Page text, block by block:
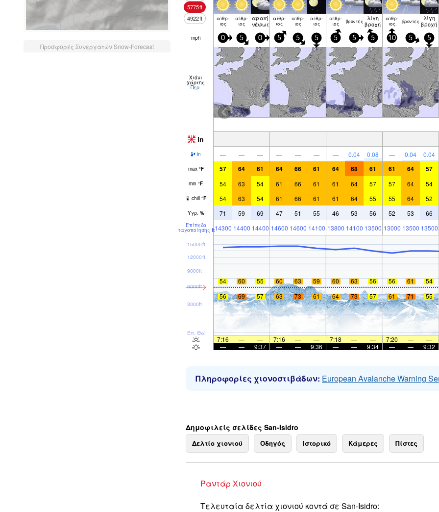
Προσφορές Συνεργατών Snow-Forecast
5775ft
4922ft αίθρ­
ιος
αίθρ­
ιος
αραιή
νέφωση
αίθρ­
ιος
αίθρ­
ιος
αίθρ­
ιος
αίθρ­
ιος βρον­τές λίγη
βροχή
αίθρ­
ιος βρον­τές λίγη
βροχή
mph 0 5 0 5 5 5 5 5 5 10 5 5
Χιόνι
χάρτης
Περ.
in — — — — — — — — — — — —
in — — — — — — — 0.04 0.08 — 0.04 0.04
max °F 57 64 61 64 66 61 64 68 61 61 64 57
min °F 54 63 54 61 66 61 61 64 57 57 64 54
chill °F 54 63 54 61 66 61 61 64 55 55 64 52
Υγρ. % 71 59 69 47 51 55 46 53 56 52 53 66
Επίπεδο
παγοποίησης ft14300 14400 14400 14600 14600 14100 13800 14100 13500 13000 13500 13500
Επ. Θάλ
3000ft
6000ft
9000ft
12000ft
15000ft
54 60 55 60 63 59 60 63 56 56 61 54
56
69 57 63 73 61 64 73 57 61 71 55
7:16 — — 7:16 — — 7:18 — — 7:20 — —
—
— 9:37 — — 9:36 — — 9:34 — — 9:32
Πληροφορίες χιονοστιβάδων: European Avalanche Warning
Δημοφιλείς σελίδες San-Isidro
Δελτίο χιονιού Οδηγός Ιστορικό Κάμερες Πίστες
Ραντάρ Χιονιού
Τελευταία δελτία χιονιού κοντά σε San-Isidro: